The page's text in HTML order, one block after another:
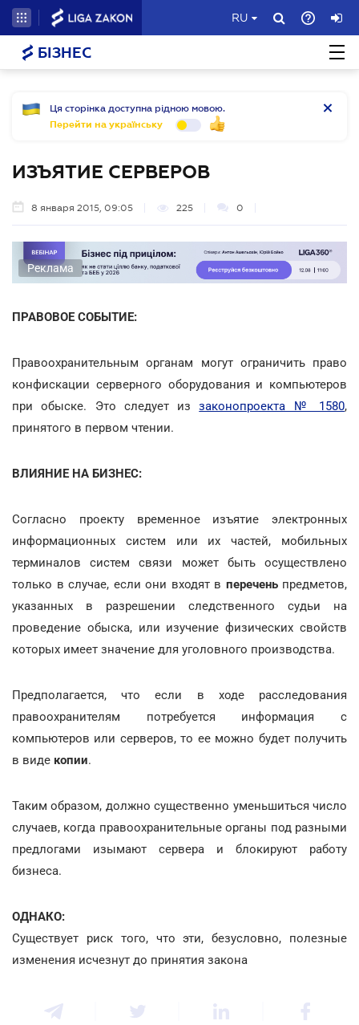
RU
БІЗНЕС
Ця сторінка доступна рідною мовою.
Перейти на українську
ИЗЪЯТИЕ СЕРВЕРОВ
8 января 2015, 09:05 225 0
Реклама
ПРАВОВОЕ СОБЫТИЕ:
Правоохранительным органам могут ограничить право
конфискации серверного оборудования и компьютеров
при обыске. Это следует иззаконопроекта № 1580,
принятого в первом чтении.
ВЛИЯНИЕ НА БИЗНЕС:
Согласно проекту временное изъятие электронных
информационных систем или их частей, мобильных
терминалов систем связи может быть осуществлено
только в случае, если они входят в переченьпредметов,
указанных в разрешении следственного судьи на
проведение обыска, или изучение физических свойств
которых имеет значение для уголовного производства.
Предполагается, что если в ходе расследования
правоохранителям потребуется информация с
компьютеров или серверов, то ее можно будет получить
в виде копии.
Таким образом, должно существенно уменьшиться число
случаев, когда правоохранительные органы под разными
предлогами изымают сервера и блокируют работу
бизнеса.
ОДНАКО:
Существует риск того, что эти, безусловно, полезные
изменения исчезнут до принятия закона